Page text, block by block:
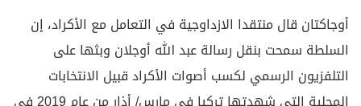
أوجاكتان قال منتقدا الازداوجية في التعامل مع الأكراد، إن
السلطة سمحت بنقل رسالة عبد الله أوجلان وبثها على
التلفزيون الرسمي لكسب أصوات الأكراد قبيل الانتخابات